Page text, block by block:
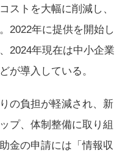
ストを大幅に削減し、
2022年に提供を開始し
2024年現在は中小企業
が導入している。
の負担が軽減され、新
プ、体制整備に取り組
金の申請には「情報収